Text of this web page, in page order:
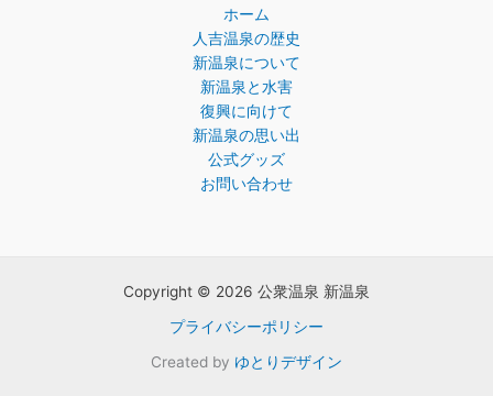
ホーム
人吉温泉の歴史
新温泉について
新温泉と水害
復興に向けて
新温泉の思い出
公式グッズ
お問い合わせ
Copyright © 2026 公衆温泉 新温泉
プライバシーポリシー
Created by ゆとりデザイン